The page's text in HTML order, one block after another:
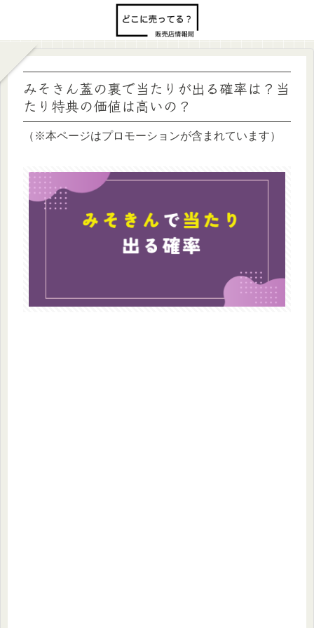
みそきん蓋の裏で当たりが出る確率は？当
たり特典の価値は高いの？
（※本ページはプロモーションが含まれています）